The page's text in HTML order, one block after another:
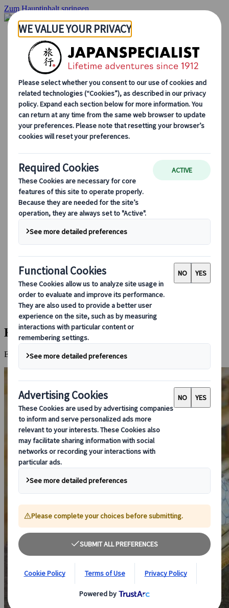
Zum Hauptinhalt springen
Startseite
Rundreisen
Individuelle Reisen
Gruppenreisen
Selbstfahrerreisen
Ausflüge
Maßgeschneiderte Gruppenreisen
Japan Rail Pass
Wie wir arbeiten
Über uns
Treffen Sie unser Team
Werden Sie Teil unseres Teams
Saisonale Reisetipps
Highlights des Reiseziels
Kulturelle Einblicke
Kulinarische Erlebnisse
Entdecke Japan mit dem Zug
Häufig gestellte Fragen
Wichtige Informationen
Etikette in Japan
Autofahren in Japan
Bei uns buchen
Japan Rail Pass
Unterkunft
Online-Beratung
Japanspecialist
Reiseziele
Alle Reiseziele
Kinosaki Onsen
Kinosaki Onsen
Ein charmanter Kurort in der Nähe von Kyoto